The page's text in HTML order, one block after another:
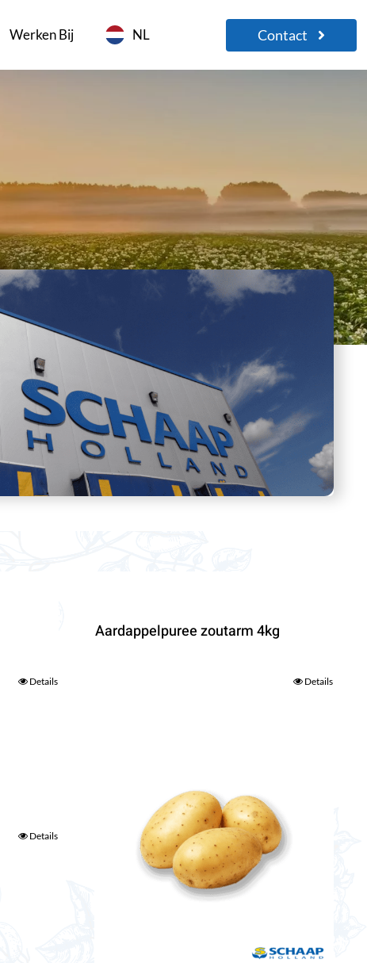
Werken Bij NL Contact
Details
Aardappelpuree zoutarm 4kg
Details
Details